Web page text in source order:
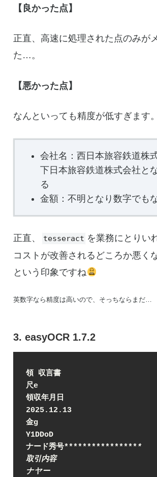
【良かった点】
正直、高速に処理された点のみが
た…。
【悪かった点】
なんといっても精度が低すぎます。
会社名：西日本旅容鉄道株
下日本旅容鉄道株式会社と
る
金額：不明となり数字でも
正直、 tesseract を業務にとりい
コストが改善されるどころか悪く
という印象ですね
英数字なら精度は高いので、そっちならまだ…
3. easyOCR 1.7.2
領 収言書
尺e
領収年月日
2025.12.13
金g
Y1DDoD
ナード秀号*****************
取引内容
ナヤー